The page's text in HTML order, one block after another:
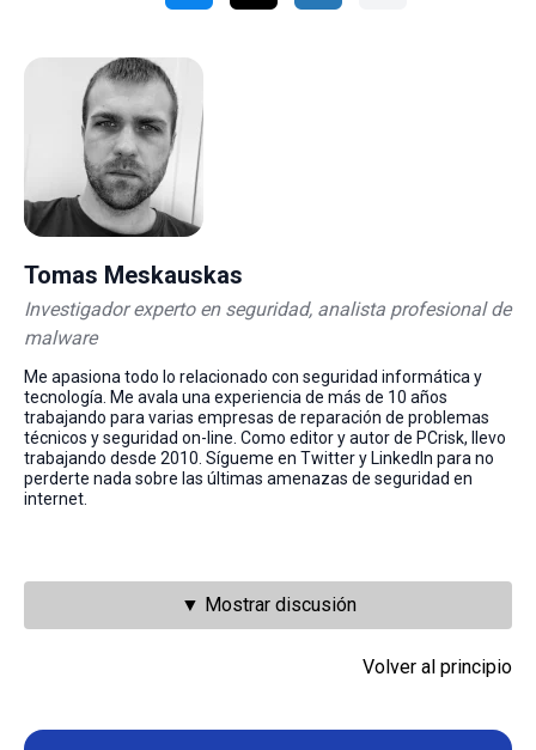
Tomas Meskauskas
Investigador experto en seguridad, analista profesional de
malware
Me apasiona todo lo relacionado con seguridad informática y
tecnología. Me avala una experiencia de más de 10 años
trabajando para varias empresas de reparación de problemas
técnicos y seguridad on-line. Como editor y autor de PCrisk, llevo
trabajando desde 2010. Sígueme en Twitter y LinkedIn para no
perderte nada sobre las últimas amenazas de seguridad en
internet.
▼ Mostrar discusión
Volver al principio